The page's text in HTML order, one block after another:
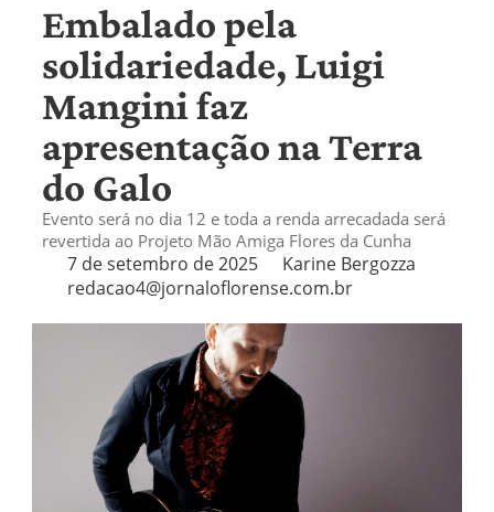
Embalado pela
solidariedade, Luigi
Mangini faz
apresentação na Terra
do Galo
Evento será no dia 12 e toda a renda arrecadada será
revertida ao Projeto Mão Amiga Flores da Cunha
7 de setembro de 2025
Karine Bergozza
redacao4@jornaloflorense.com.br